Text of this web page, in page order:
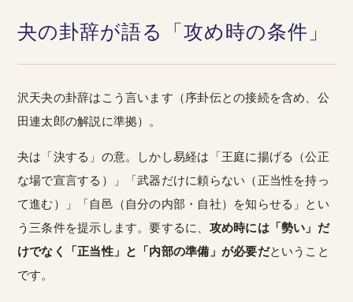
夬の卦辞が語る「攻め時の条件」
沢天夬の卦辞はこう言います（序卦伝との接続を含め、公
田連太郎の解説に準拠）。
夬は「決する」の意。しかし易経は「王庭に揚げる（公正
な場で宣言する）」「武器だけに頼らない（正当性を持っ
て進む）」「自邑（自分の内部・自社）を知らせる」とい
う三条件を提示します。要するに、 攻め時には「勢い」だ
けでなく「正当性」と「内部の準備」が必要だということ
です。